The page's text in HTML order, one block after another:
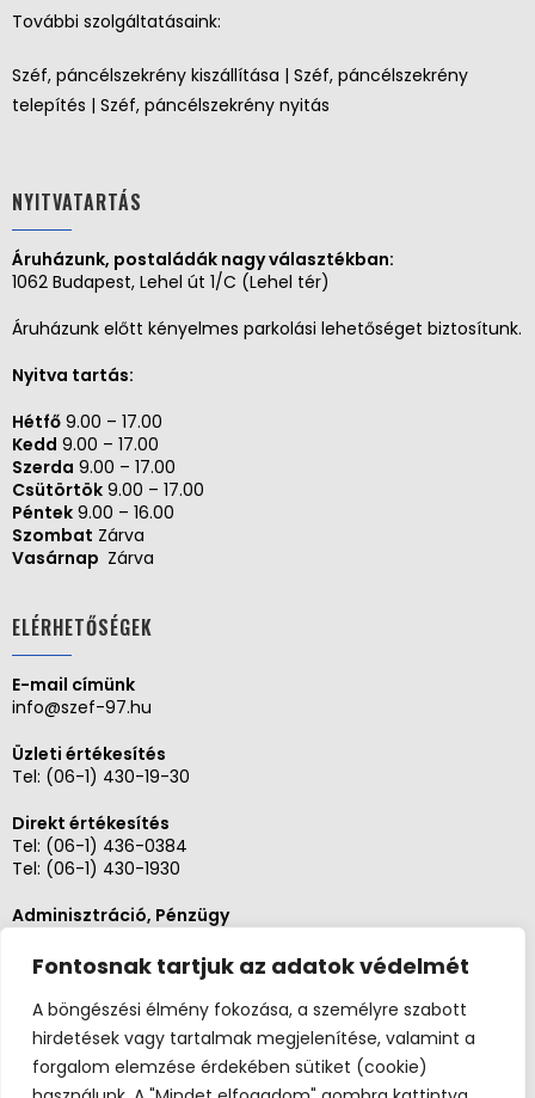
Fontosnak tartjuk az adatok védelmét
A böngészési élmény fokozása, a személyre szabott
hirdetések vagy tartalmak megjelenítése, valamint a
forgalom elemzése érdekében sütiket (cookie)
További szolgáltatásaink:
Széf, páncélszekrény kiszállítása | Széf, páncélszekrény
telepítés | Széf, páncélszekrény nyitás
NYITVATARTÁS
Áruházunk, postaládák nagy választékban:
1062 Budapest, Lehel út 1/C (Lehel tér)
Áruházunk előtt kényelmes parkolási lehetőséget biztosítunk.
Nyitva tartás:
Hétfő 9.00 – 17.00
Kedd 9.00 – 17.00
Szerda 9.00 – 17.00
Csütörtök 9.00 – 17.00
Péntek 9.00 – 16.00
Szombat Zárva
Vasárnap Zárva
ELÉRHETŐSÉGEK
E-mail címünk
info@szef-97.hu
Üzleti értékesítés
Tel: (06-1) 430-19-30
Direkt értékesítés
Tel: (06-1) 436-0384
Tel: (06-1) 430-1930
Adminisztráció, Pénzügy
Szerviz és karbantartás
Tel: (06-20)3268654
Tel: (06-1) 436-0384